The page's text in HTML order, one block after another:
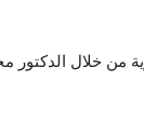
من خلال